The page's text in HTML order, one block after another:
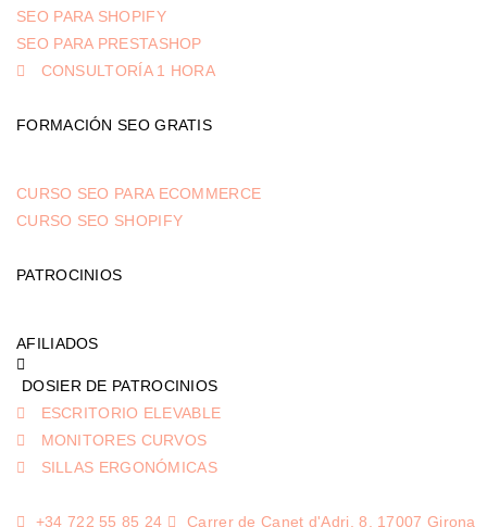
SEO PARA SHOPIFY
SEO PARA PRESTASHOP
CONSULTORÍA 1 HORA
FORMACIÓN SEO GRATIS
CURSO SEO PARA ECOMMERCE
CURSO SEO SHOPIFY
PATROCINIOS
AFILIADOS
DOSIER DE PATROCINIOS
ESCRITORIO ELEVABLE
MONITORES CURVOS
SILLAS ERGONÓMICAS
+34 722 55 85 24 Carrer de Canet d'Adri, 8, 17007 Girona